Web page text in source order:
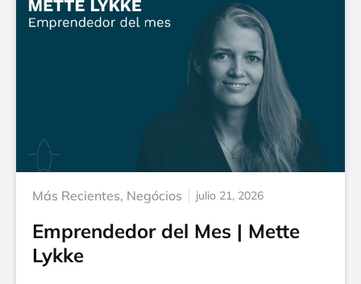
Más Recientes, Negócios julio 21, 2026
Emprendedor del Mes | Mette
Lykke